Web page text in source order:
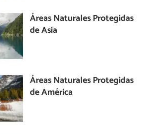
Áreas Naturales Protegidas
de Asia
Áreas Naturales Protegidas
de América